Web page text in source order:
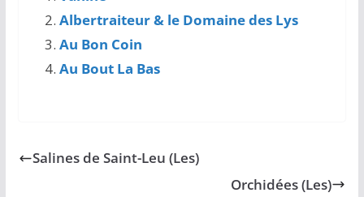
Albertraiteur & le Domaine des Lys
Au Bon Coin
Au Bout La Bas
Salines de Saint-Leu (Les)
Orchidées (Les)